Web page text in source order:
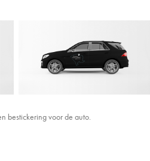
bestickering voor de auto.